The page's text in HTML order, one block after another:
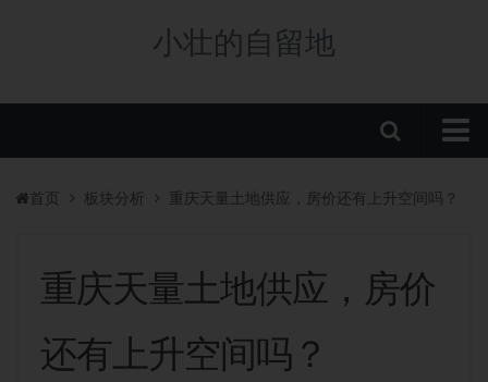
小壮的自留地
房贷政策
重庆楼盘
首页 板块分析 重庆天量土地供应，房价还有上升空间吗？
重庆天量土地供应，房价
还有上升空间吗？